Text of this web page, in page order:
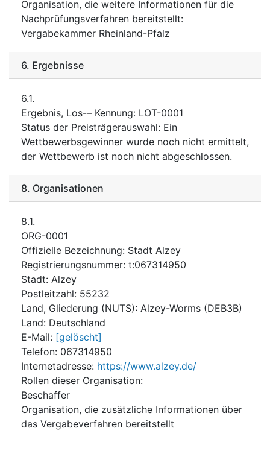
Organisation, die weitere Informationen für die
Nachprüfungsverfahren bereitstellt:
Vergabekammer Rheinland-Pfalz
6. Ergebnisse
6.1.
Ergebnis, Los-– Kennung: LOT-0001
Status der Preisträgerauswahl: Ein
Wettbewerbsgewinner wurde noch nicht ermittelt,
der Wettbewerb ist noch nicht abgeschlossen.
8. Organisationen
8.1.
ORG-0001
Offizielle Bezeichnung: Stadt Alzey
Registrierungsnummer: t:067314950
Stadt: Alzey
Postleitzahl: 55232
Land, Gliederung (NUTS): Alzey-Worms (DEB3B)
Land: Deutschland
E-Mail: [gelöscht]
Telefon: 067314950
Internetadresse: https://www.alzey.de/
Rollen dieser Organisation:
Beschaffer
Organisation, die zusätzliche Informationen über
das Vergabeverfahren bereitstellt